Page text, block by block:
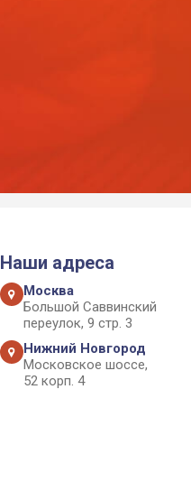
Наши адреса
Москва
Большой Саввинский
переулок, 9 стр. 3
Нижний Новгород
Московское шоссе,
52 корп. 4